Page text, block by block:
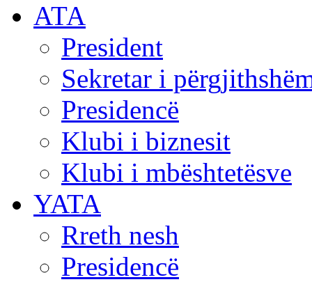
АТА
President
Sekretar i
Presidencë
Klubi i biznesit
Klubi i mbështetësve
YATA
Rreth nesh
Presidencë